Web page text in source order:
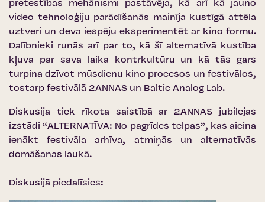
pretestības mehānismi pastāvēja, kā arī kā jauno
video tehnoloģiju parādīšanās mainīja kustīgā attēla
uztveri un deva iespēju eksperimentēt ar kino formu.
Dalībnieki runās arī par to, kā šī alternatīvā kustība
kļuva par sava laika kontrkultūru un kā tās gars
turpina dzīvot mūsdienu kino procesos un festivālos,
tostarp festivālā 2ANNAS un Baltic Analog Lab.
Diskusija tiek rīkota saistībā ar 2ANNAS jubilejas
izstādi “ALTERNATĪVA: No pagrīdes telpas”, kas aicina
ienākt festivāla arhīva, atmiņās un alternatīvās
domāšanas laukā.
Diskusijā piedalīsies: